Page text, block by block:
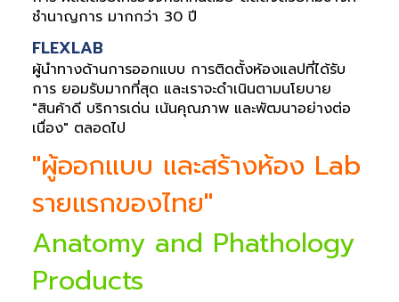
ชำนาญการ มากกว่า 30 ปี
FLEXLAB
ผู้นำทางด้านการออกแบบ การติดตั้งห้องแลปที่ได้รับ
การ ยอมรับมากที่สุด และเราจะดำเนินตามนโยบาย
"สินค้าดี บริการเด่น เน้นคุณภาพ และพัฒนาอย่างต่อ
เนื่อง" ตลอดไป
"ผู้ออกแบบ และสร้างห้อง Lab
รายแรกของไทย"
Anatomy and Phathology
Products